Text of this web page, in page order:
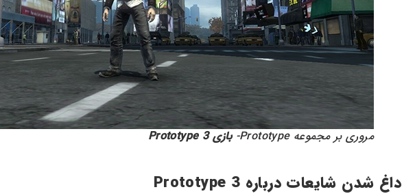
مروری بر مجموعه Prototype- بازی Prototype 3
داغ شدن شایعات درباره Prototype 3